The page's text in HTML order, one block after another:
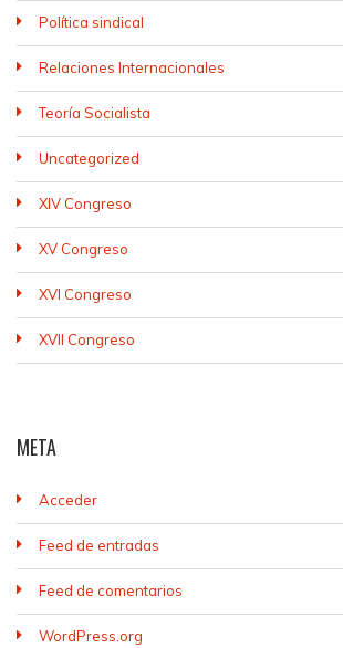
Política sindical
Relaciones Internacionales
Teoría Socialista
Uncategorized
XIV Congreso
XV Congreso
XVI Congreso
XVII Congreso
META
Acceder
Feed de entradas
Feed de comentarios
WordPress.org